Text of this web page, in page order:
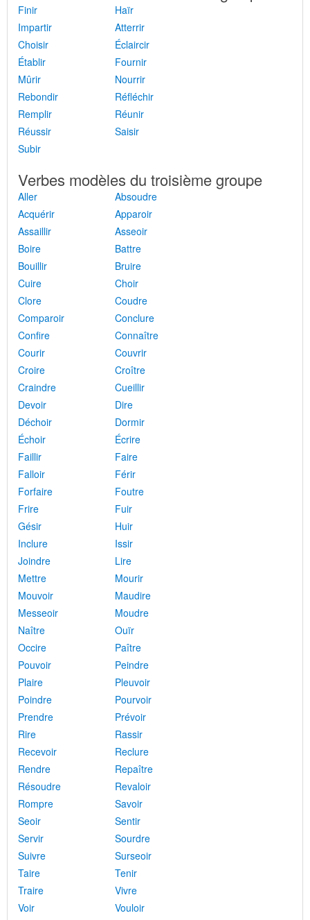
Finir
Haïr
Impartir
Atterrir
Choisir
Éclaircir
Établir
Fournir
Mûrir
Nourrir
Rebondir
Réfléchir
Remplir
Réunir
Réussir
Saisir
Subir
Verbes modèles du troisième groupe
Aller
Absoudre
Acquérir
Apparoir
Assaillir
Asseoir
Boire
Battre
Bouillir
Bruire
Cuire
Choir
Clore
Coudre
Comparoir
Conclure
Confire
Connaître
Courir
Couvrir
Croire
Croître
Craindre
Cueillir
Devoir
Dire
Déchoir
Dormir
Échoir
Écrire
Faillir
Faire
Falloir
Férir
Forfaire
Foutre
Frire
Fuir
Gésir
Huir
Inclure
Issir
Joindre
Lire
Mettre
Mourir
Mouvoir
Maudire
Messeoir
Moudre
Naître
Ouïr
Occire
Paître
Pouvoir
Peindre
Plaire
Pleuvoir
Poindre
Pourvoir
Prendre
Prévoir
Rire
Rassir
Recevoir
Reclure
Rendre
Repaître
Résoudre
Revaloir
Rompre
Savoir
Seoir
Sentir
Servir
Sourdre
Suivre
Surseoir
Taire
Tenir
Traire
Vivre
Voir
Vouloir